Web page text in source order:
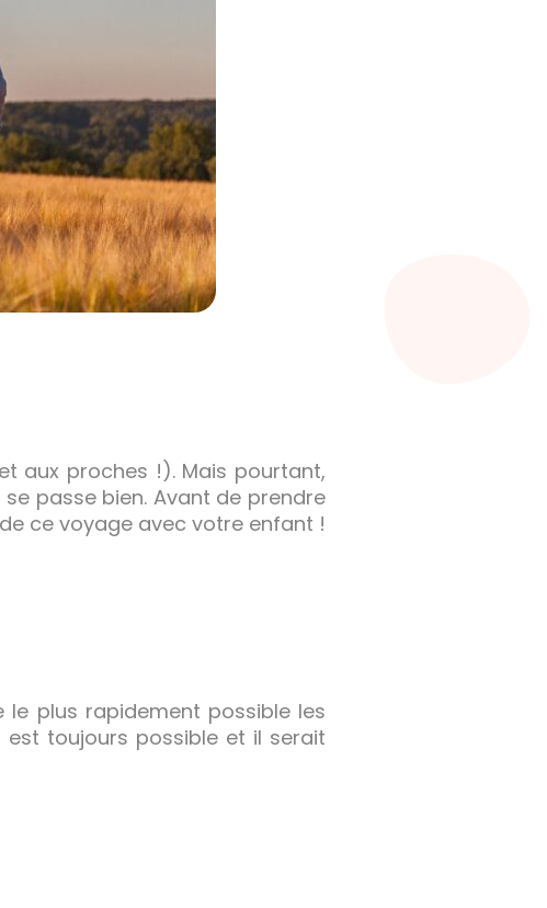
aux proches !). Mais pourtant,
passe bien. Avant de prendre
ce voyage avec votre enfant !
plus rapidement possible les
toujours possible et il serait